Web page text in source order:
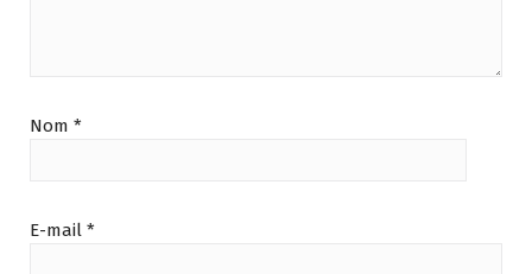
Nom *
E-mail *